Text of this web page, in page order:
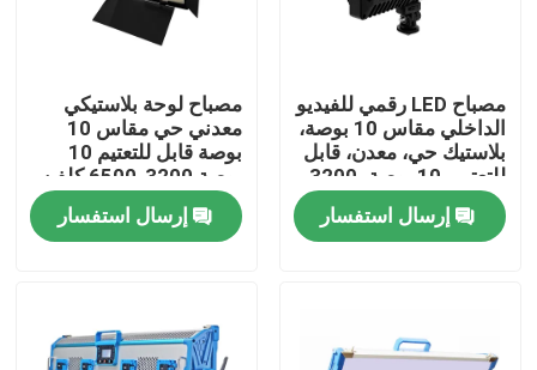
المنزل
فيديوهات
مصباح LED رقمي للفيديو
الداخلي مقاس 10 بوصة،
بلاستيك حي، معدن، قابل
6500 كلفن
إرسال استفسار
مصباح لوحة بلاستيكي
معدني حي مقاس 10
بوصة قابل للتعتيم 10
بوصة 3200-6500 كلفن
مصباح فيديو LED لإضاءة
الاستوديو للكاميرا والبث
إرسال استفسار